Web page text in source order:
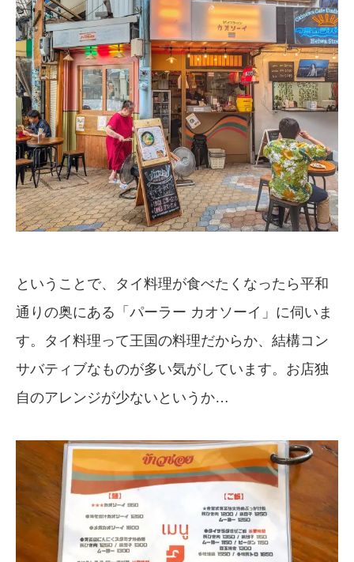
ということで、タイ料理が食べたくなったら平和
通りの奥にある「パーラー カオソーイ」に伺いま
す。タイ料理って王国の料理だからか、結構コン
サバティブなものが多い気がしています。お店独
自のアレンジが少ないというか…